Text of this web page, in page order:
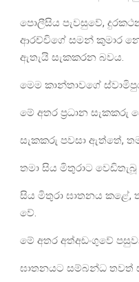
පොලීසිය පැවසුවේ,
ආරච්චිගේ සමන් කුමාර
ඇතැයි සැකකරන බවය.
මෙම කාන්තාවගේ
මේ අතර ප්‍රධාන
සැකකරු පවසා ඇත්තේ,
තමා සිය මිතුරාට
සිය මිතුරා ඝාතනය කළේ,
වේ.
මේ අතර අත්අඩංගුවේ
ඝාතනයට සම්බන්ධ තවත්